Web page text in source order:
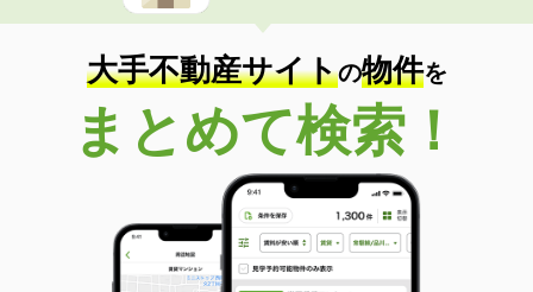
大手不動産サイトの物件を
まとめて検索！